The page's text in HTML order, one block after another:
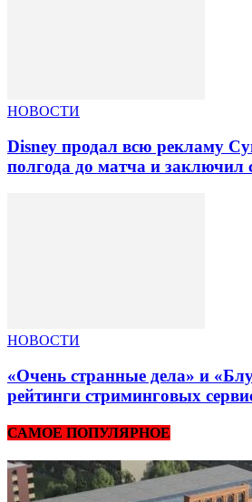
НОВОСТИ
Disney продал всю рекламу
полгода до матча и заключил
НОВОСТИ
«Очень странные дела» и
рейтинги стриминговых
САМОЕ ПОПУЛЯРНОЕ